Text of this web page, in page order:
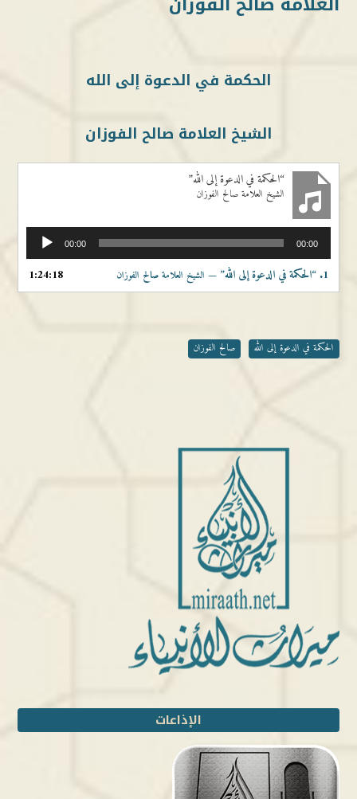
الحكمة في الدعوة إلى الله
الشيخ العلامة صالح الفوزان
“الحكمة في الدعوة إلى الله”
الشيخ العلامة صالح الفوزان
الصوت
00:00 00:00
1. “الحكمة في الدعوة إلى الله” — الشيخ العلامة صالح الفوزان 1:24:18
الحكمة في الدعوة إلى الله صالح الفوزان
الإذاعات